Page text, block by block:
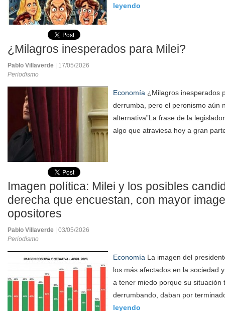
leyendo
¿Milagros inesperados para Milei?
Pablo Villaverde
| 17/05/2026
Periodismo
Economía ¿Milagros inesperados
derrumba, pero el peronismo aún
alternativa”La frase de la
algo que atraviesa hoy a gran
Imagen política: Milei y los posibles
derecha que encuestan, con mayor
opositores
Pablo Villaverde
| 03/05/2026
Periodismo
Economía La imagen del
los más afectados en la sociedad
a tener miedo porque su situación
derrumbando, daban por
leyendo